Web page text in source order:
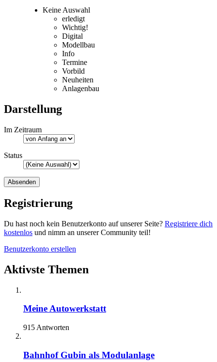
Keine Auswahl
erledigt
Wichtig!
Digital
Modellbau
Info
Termine
Vorbild
Neuheiten
Anlagenbau
Darstellung
Im Zeitraum
Status
Registrierung
Du hast noch kein Benutzerkonto auf unserer Seite? Registriere dich
kostenlos und nimm an unserer Community teil!
Benutzerkonto erstellen
Aktivste Themen
Meine Autowerkstatt
915 Antworten
Bahnhof Gubin als Modulanlage